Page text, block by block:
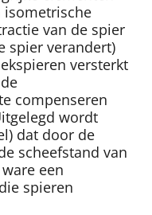
isometrische
van de spier
spier verandert)
versterkt
compenseren
wordt
dat door de
scheefstand van
een
spieren